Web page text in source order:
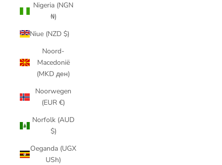
Nigeria (NGN
₦)
Niue (NZD $)
Noord-
Macedonië
(MKD ден)
Noorwegen
(EUR €)
Norfolk (AUD
$)
Oeganda (UGX
USh)